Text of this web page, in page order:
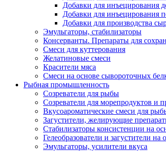
Добавки для инъецирования
Добавки для инъецирования
Добавки для производства
Эмульгаторы, стабилизаторы
Консерванты. Препараты для
Смеси для куттерования
Желатиновые смеси
Красители мяса
Смеси на основе сывороточных
Рыбная промышленность
Созреватели для рыбы
Созреватели для морепродуктов и
Вкусоароматические смеси для
Загустители, желирующие
Стабилизаторы консистенции на
Гелеобразователи и загустители на
Эмульгаторы, усилители вкуса